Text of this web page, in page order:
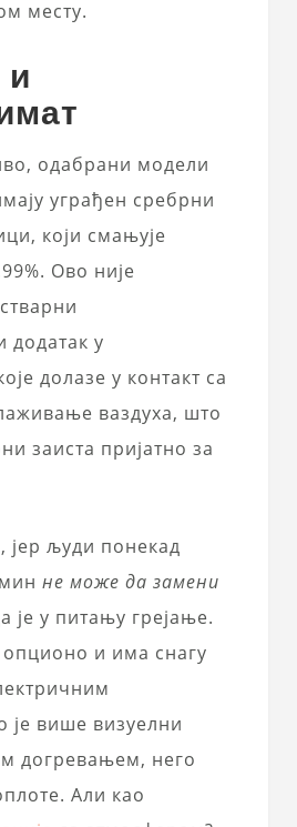
месту.
и
одабрани модели
уграђен сребрни
који смањује
Ово није
додатак у
долазе у контакт са
ваздуха, што
заиста пријатно за
јер људи понекад
не може да замени
је у питању грејање.
опционо и има снагу
је више визуелни
догревањем, него
Али као